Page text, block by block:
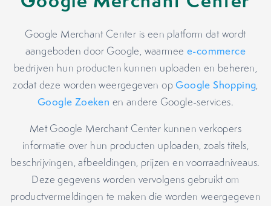
Google Merchant Center is een platform dat wordt
aangeboden door Google, waarmee e-commerce
bedrijven hun producten kunnen uploaden en beheren,
zodat deze worden weergegeven opGoogle Shopping,
Google Zoeken en andere Google-services.
Met Google Merchant Center kunnen verkopers
informatie over hun producten uploaden, zoals titels,
beschrijvingen, afbeeldingen, prijzen en voorraadniveaus.
Deze gegevens worden vervolgens gebruikt om
productvermeldingen te maken die worden weergegeven